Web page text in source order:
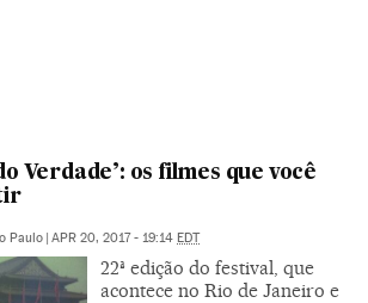
Verdade’: os filmes que você
Paulo | APR 20, 2017 - 19:14 EDT
22ª edição do festival, que
acontece no Rio de Janeiro e